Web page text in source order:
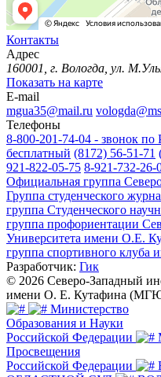
Контакты
Адрес
160001, г. Вологда, ул.
Показать на карте
E-mail
mgua35@mail.ru
Телефоны
8-800-201-74-04 - звонок по
бесплатный (8172) 56-51-71
921-822-05-75 8-921-732-26-
Официальная группа
Группа студенческого
группа Студенческого
группа профориентации
Университета имени О.Е.
группа спортивного клуба
Разработчик: Гик
© 2026 Северо-Западный
имени О. Е. Кутафина
Министерство
Образования и Науки
Российской Федерации
Просвещения
Российской Федерации